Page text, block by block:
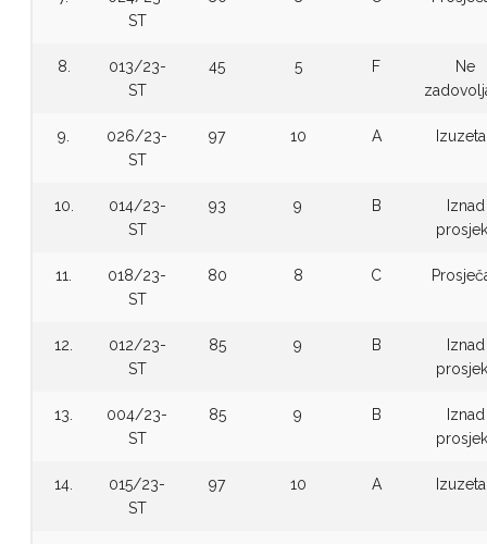
ST
8.
013/23-
ST
45 5 F
Ne
9.
026/23-
ST
97 10 A
10.
014/23-
ST
93 9 B
Iznad
11.
018/23-
ST
80 8 C
12.
012/23-
ST
85 9 B
Iznad
13.
004/23-
ST
85 9 B
Iznad
14.
015/23-
ST
97 10 A